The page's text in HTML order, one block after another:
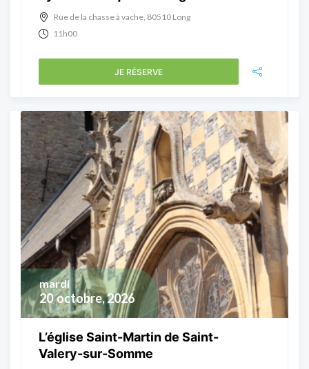
Rue de la chasse à vache, 80510 Long
11h00
JE RÉSERVE
20 octobre, 2026
mardi
L’église Saint-Martin de Saint-
Valery-sur-Somme